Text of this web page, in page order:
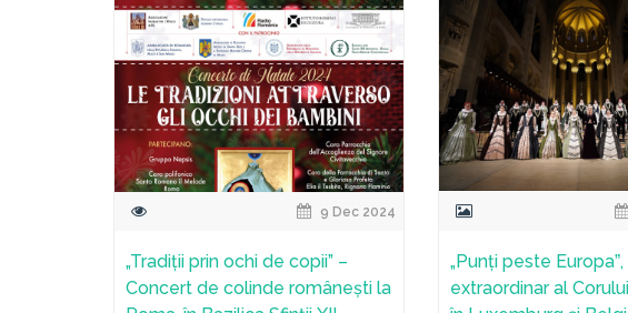
9 Dec 2024
„Tradiții prin ochi de copii” –
Concert de colinde românești la
„Punți peste
extraordinar al